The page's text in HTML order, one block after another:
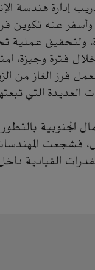
إدارة هندسة
عنه تكوين
ولتحقيق عملية
فترة وجيزة،
العديدة التي
الجنوبية
فشجعت
القيادية